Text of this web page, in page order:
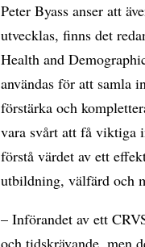
Peter Byass anser att
utvecklas, finns det
Health and
användas för att samla
förstärka och
vara svårt att få viktiga
förstå värdet av ett
utbildning, välfärd och
– Införandet av ett
och tidskrävande, men